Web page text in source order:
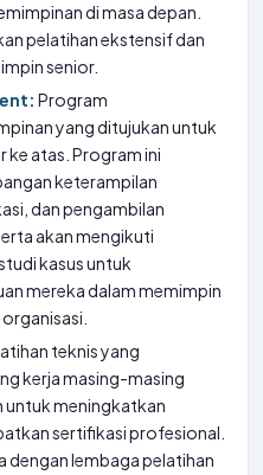
di masa depan.
pelatihan ekstensif dan
senior.
Program
yang ditujukan untuk
ke atas. Program ini
keterampilan
dan pengambilan
akan mengikuti
kasus untuk
mereka dalam memimpin
teknis yang
kerja masing-masing
untuk meningkatkan
sertifikasi profesional.
dengan lembaga pelatihan